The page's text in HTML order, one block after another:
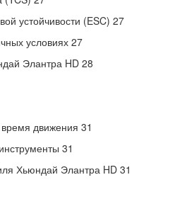
устойчивости (ESC) 27
условиях 27
Элантра HD 28
движения 31
31
Хьюндай Элантра HD 31